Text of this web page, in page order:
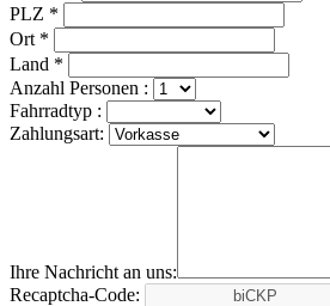
PLZ *
Ort *
Land *
Anzahl Personen :
Fahrradtyp :
Zahlungsart:
Ihre Nachricht an uns:
Recaptcha-Code: